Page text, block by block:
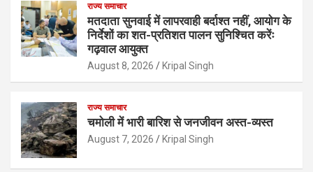
राज्य समाचार
मतदाता सुनवाई में लापरवाही बर्दाश्त नहीं, आयोग के
निर्देशों का शत-प्रतिशत पालन सुनिश्चित करेंः
गढ़वाल आयुक्त
August 8, 2026 Kripal Singh
राज्य समाचार
चमोली में भारी बारिश से जनजीवन अस्त-व्यस्त
August 7, 2026 Kripal Singh